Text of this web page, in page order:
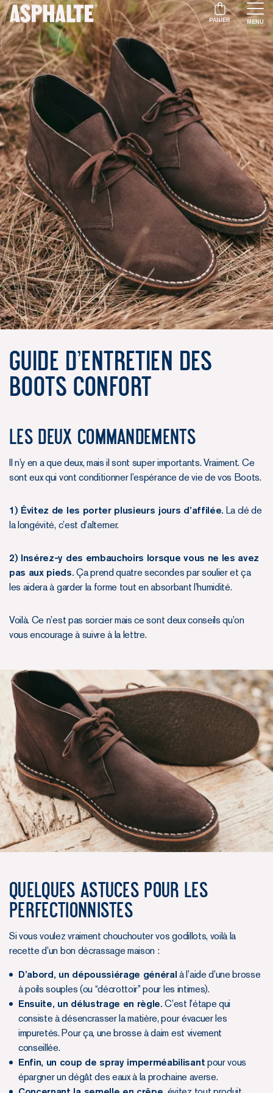
PANIER MENU
Guide d'entretien des
Boots Confort
Les deux commandements
Il n’y en a que deux, mais il sont super importants. Vraiment. Ce
sont eux qui vont conditionner l’espérance de vie de vos Boots.
1) Évitez de les porter plusieurs jours d’affilée. La clé de
la longévité, c’est d’alterner.
2) Insérez-y des embauchoirs lorsque vous ne les avez
pas aux pieds. Ça prend quatre secondes par soulier et ça
les aidera à garder la forme tout en absorbant l’humidité.
Voilà. Ce n’est pas sorcier mais ce sont deux conseils qu’on
vous encourage à suivre à la lettre.
Quelques astuces pour les
perfectionnistes
Si vous voulez vraiment chouchouter vos godillots, voilà la
recette d’un bon décrassage maison :
D’abord, un dépoussiérage général à l’aide d’une brosse
à poils souples (ou “décrottoir” pour les intimes).
Ensuite, un délustrage en règle. C’est l’étape qui
consiste à désencrasser la matière, pour évacuer les
impuretés. Pour ça, une brosse à daim est vivement
conseillée.
Enfin, un coup de spray imperméabilisant pour vous
épargner un dégât des eaux à la prochaine averse.